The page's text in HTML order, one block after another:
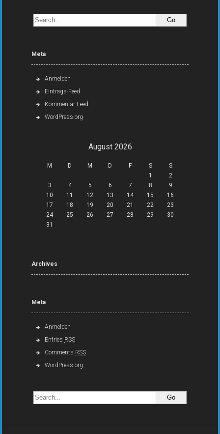
Meta
Anmelden
Eintrags-Feed
Kommentar-Feed
WordPress.org
August 2026
M D M D F S
S
1
2
3
4 5 6 7 8
9
10
11 12 13 14 15
16
17
18 19 20 21 22
23
24
25 26 27 28 29
30
31
Archives
Meta
Anmelden
Entries RSS
Comments RSS
WordPress.org